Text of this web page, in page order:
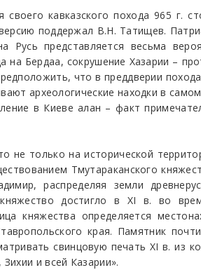
кавказского похода 965 г.
поддержал В.Н. Татищев.
представляется весьма
Бердаа, сокрушение Хазарии –
что в преддверии
археологические находки в
в Киеве алан – факт
не только на исторической
Тмутараканского
распределяя земли
достигло в XI в. во
княжества определяется
края. Памятник
свинцовую печать XI в. из
и всей Казарии».